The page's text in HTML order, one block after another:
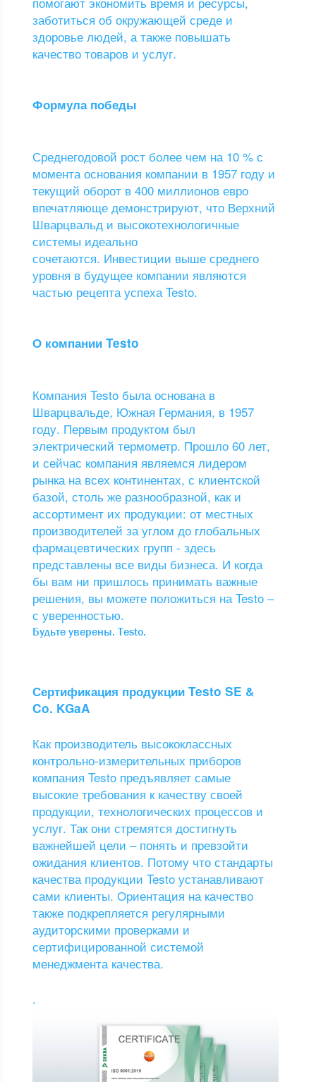
заботиться об окружающей среде и
здоровье людей, а также повышать
качество товаров и услуг.
Формула победы
Среднегодовой рост более чем на 10 % с
момента основания компании в 1957 году и
текущий оборот в 400 миллионов евро
впечатляюще демонстрируют, что Верхний
Шварцвальд и высокотехнологичные
системы идеально
сочетаются. Инвестиции выше среднего
уровня в будущее компании являются
частью рецепта успеха Testo.
О компании Testo
Компания Testo была основана в
Шварцвальде, Южная Германия, в 1957
году. Первым продуктом был
электрический термометр. Прошло 60 лет,
и сейчас компания являемся лидером
рынка на всех континентах, с клиентской
базой, столь же разнообразной, как и
ассортимент их продукции: от местных
производителей за углом до глобальных
фармацевтических групп - здесь
представлены все виды бизнеса. И когда
бы вам ни пришлось принимать важные
решения, вы можете положиться на Testo –
с уверенностью.
Будьте уверены. Testo.
Сертификация продукции Testo SE &
Co. KGaA
Как производитель высококлассных
контрольно-измерительных приборов
компания Testo предъявляет самые
высокие требования к качеству своей
продукции, технологических процессов и
услуг. Так они стремятся достигнуть
важнейшей цели – понять и превзойти
ожидания клиентов. Потому что стандарты
качества продукции Testo устанавливают
сами клиенты. Ориентация на качество
также подкрепляется регулярными
аудиторскими проверками и
сертифицированной системой
менеджмента качества.
.